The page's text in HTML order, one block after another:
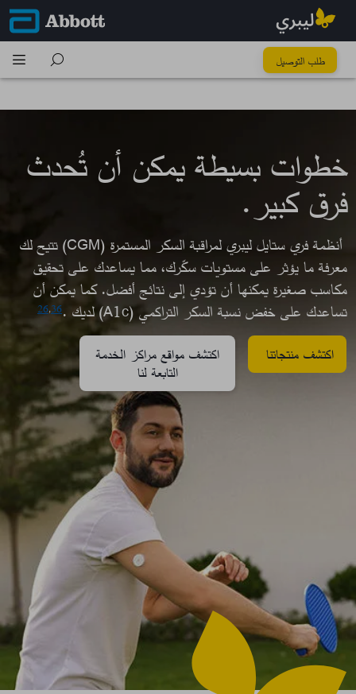
طلب التوصيلكُل خطوة تِفرق
خطوات بسيطة يمكن أن تُحدث
فرق كبير.​
أنظمة فري ستايل ليبري لمراقبة السكر المستمرة (CGM) تتيح لك
معرفة ما يؤثر على مستويات سكّرك، مما يساعدك على تحقيق
مكاسب صغيرة يمكنها أن تؤدي إلى نتائج أفضل. كما يمكن أن
تساعدك على خفض نسبة السكر التراكمي (A1c) لديك .
26,36
اكتشف منتجاتنا اكتشف مواقع مراكز الخدمة
التابعة لنا​